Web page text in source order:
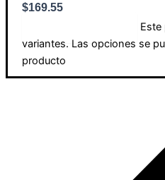
$169.55
Este
variantes. Las opciones se
producto